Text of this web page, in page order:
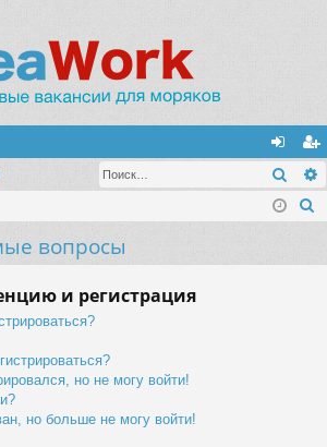
хо
д
ег
ис
вопросы
и регистрация
но не могу войти!
но больше не могу войти!